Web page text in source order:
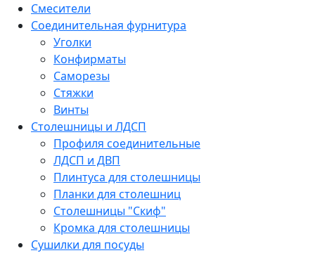
Смесители
Соединительная фурнитура
Уголки
Конфирматы
Саморезы
Стяжки
Винты
Столешницы и ЛДСП
Профиля соединительные
ЛДСП и ДВП
Плинтуса для столешницы
Планки для столешниц
Столешницы "Скиф"
Кромка для столешницы
Сушилки для посуды